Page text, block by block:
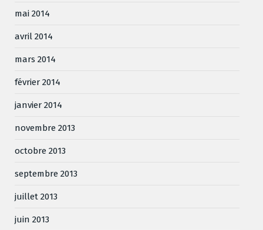
mai 2014
avril 2014
mars 2014
février 2014
janvier 2014
novembre 2013
octobre 2013
septembre 2013
juillet 2013
juin 2013